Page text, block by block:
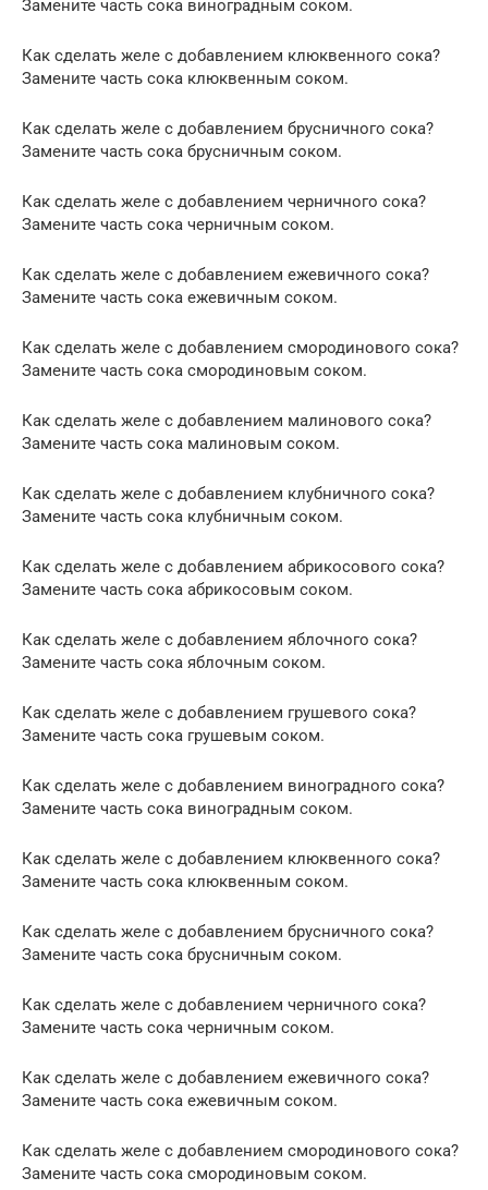
Замените часть сока виноградным соком.
Как сделать желе с добавлением клюквенного сока?
Замените часть сока клюквенным соком.
Как сделать желе с добавлением брусничного сока?
Замените часть сока брусничным соком.
Как сделать желе с добавлением черничного сока?
Замените часть сока черничным соком.
Как сделать желе с добавлением ежевичного сока?
Замените часть сока ежевичным соком.
Как сделать желе с добавлением смородинового сока?
Замените часть сока смородиновым соком.
Как сделать желе с добавлением малинового сока?
Замените часть сока малиновым соком.
Как сделать желе с добавлением клубничного сока?
Замените часть сока клубничным соком.
Как сделать желе с добавлением абрикосового сока?
Замените часть сока абрикосовым соком.
Как сделать желе с добавлением яблочного сока?
Замените часть сока яблочным соком.
Как сделать желе с добавлением грушевого сока?
Замените часть сока грушевым соком.
Как сделать желе с добавлением виноградного сока?
Замените часть сока виноградным соком.
Как сделать желе с добавлением клюквенного сока?
Замените часть сока клюквенным соком.
Как сделать желе с добавлением брусничного сока?
Замените часть сока брусничным соком.
Как сделать желе с добавлением черничного сока?
Замените часть сока черничным соком.
Как сделать желе с добавлением ежевичного сока?
Замените часть сока ежевичным соком.
Как сделать желе с добавлением смородинового сока?
Замените часть сока смородиновым соком.